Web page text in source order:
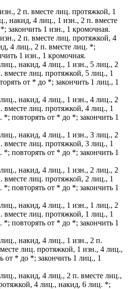
2 п. вместе лиц. протяжкой, 1
накид, 4 лиц., 1 изн., 2 п. вместе
закончить 1 изн., 1 кромочная.
2 п. вместе лиц. протяжкой, 4
4 лиц., 2 п. вместе лиц. *;
1 изн., 1 кромочная.
накид, 4 лиц., 1 изн., 5 лиц., 2
вместе лиц. протяжкой, 5 лиц., 1
от * до *; закончить 1 лиц., 1
накид, 4 лиц., 1 изн., 4 лиц., 2
вместе лиц. протяжкой, 4 лиц., 1
повторять от * до *; закончить 1
накид, 4 лиц., 1 изн., 3 лиц., 2
вместе лиц. протяжкой, 3 лиц., 1
повторять от * до *; закончить 1
накид, 4 лиц., 1 изн., 2 лиц., 2
вместе лиц. протяжкой, 2 лиц., 1
повторять от * до *; закончить 1
накид, 4 лиц., 1 изн., 1 лиц., 2
вместе лиц. протяжкой, 1 лиц., 1
повторять от * до *; закончить 1
накид, 4 лиц., 1 изн., 2 п.
лиц. протяжкой, 1 изн., 4 лиц.,
от * до *; закончить 1 лиц., 1
накид, 4 лиц., 2 п. вместе лиц.,
4 лиц., накид, 6 лиц. *;